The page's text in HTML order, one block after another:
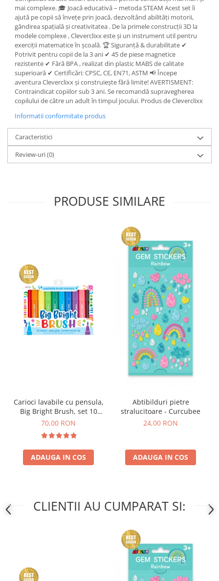
mai complexe. 🎓 Joacă educativă – metoda STEAM Acest set îi
ajută pe copii să învețe prin joacă, dezvoltând abilități motorii,
gândirea spațială și creativitatea . De la primele construcții 3D la
modele complexe , Cleverclixx este și un instrument util pentru
exerciții matematice în școală. 🏆 Siguranță & durabilitate ✔
Potrivit pentru copii de la 3 ani ✔ 45 de piese magnetice
rezistente ✔ Fără BPA , realizat din plastic MABS de calitate
superioară ✔ Certificări: CPSC, CE, EN71, ASTM 📢 Începe
aventura Cleverclixx și construiește fără limite! AVERTISMENT:
Contraindicat copiilor sub 3 ani. Se recomandă supravegherea
copilului de către un adult în timpul jocului. Produs de Cleverclixx
Informatii conformitate produs
Caracteristici
Review-uri(0)
PRODUSE SIMILARE
Carioci lavabile cu pensula,
Big Bright Brush, set 10
culori
70,00 RON
ADAUGA IN COS
Abtibilduri pietre
stralucitoare - Curcubee
24,00 RON
ADAUGA IN COS
CLIENTII AU CUMPARAT SI: